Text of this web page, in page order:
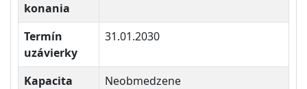
konania
Termín
uzávierky
31.01.2030
Kapacita
Neobmedzene